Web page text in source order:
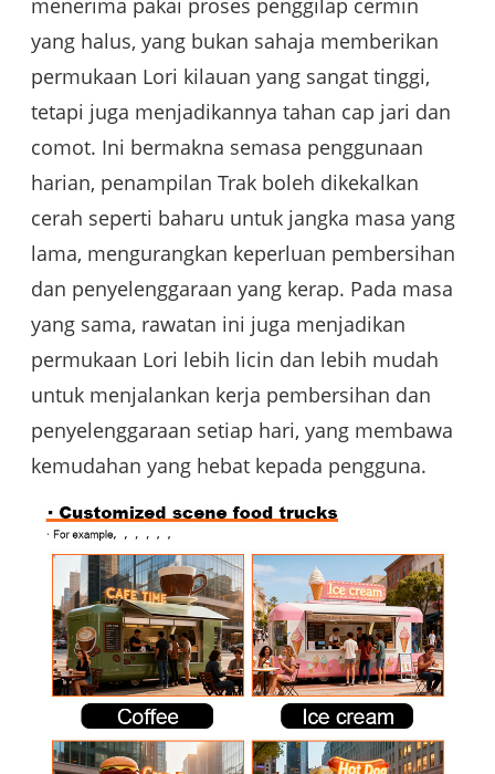
yang halus, yang bukan sahaja memberikan
permukaan Lori kilauan yang sangat tinggi,
tetapi juga menjadikannya tahan cap jari dan
comot. Ini bermakna semasa penggunaan
harian, penampilan Trak boleh dikekalkan
cerah seperti baharu untuk jangka masa yang
lama, mengurangkan keperluan pembersihan
dan penyelenggaraan yang kerap. Pada masa
yang sama, rawatan ini juga menjadikan
permukaan Lori lebih licin dan lebih mudah
untuk menjalankan kerja pembersihan dan
penyelenggaraan setiap hari, yang membawa
kemudahan yang hebat kepada pengguna.